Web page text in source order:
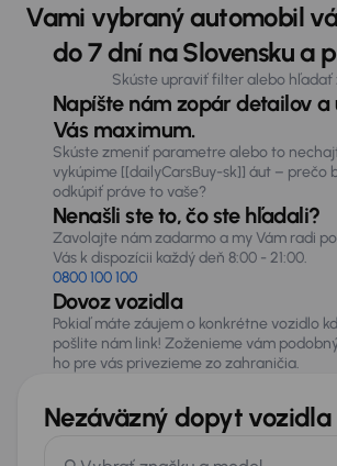
Vami vybraný automobil
do 7 dní na Slovensku a
Skúste upraviť filter alebo hľadať
Napíšte nám zopár detailov a
Vás maximum.
Skúste zmeniť parametre alebo to
vykúpime [[dailyCarsBuy-sk]] áut – prečo
odkúpiť práve to vaše?
Nenašli ste to, čo ste hľadali?
Zavolajte nám zadarmo a my Vám radi
Vás k dispozícii každý deň 8:00 - 21:00.
0800 100 100
Dovoz vozidla
Pokiaľ máte záujem o konkrétne vozidlo
pošlite nám link! Zoženieme vám
ho pre vás privezieme zo zahraničia.
Nezáväzný dopyt vozidla